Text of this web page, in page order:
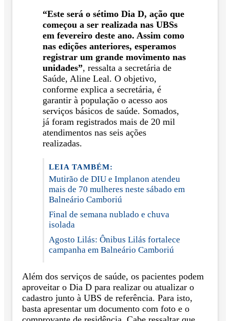
“Este será o sétimo Dia D, ação que
começou a ser realizada nas UBSs
em fevereiro deste ano. Assim como
nas edições anteriores, esperamos
registrar um grande movimento nas
unidades”, ressalta a secretária de
Saúde, Aline Leal. O objetivo,
conforme explica a secretária, é
garantir à população o acesso aos
serviços básicos de saúde. Somados,
já foram registrados mais de 20 mil
atendimentos nas seis ações
realizadas.
LEIA TAMBÉM:
Mutirão de DIU e Implanon atendeu
mais de 70 mulheres neste sábado em
Balneário Camboriú
Final de semana nublado e chuva
isolada
Agosto Lilás: Ônibus Lilás fortalece
campanha em Balneário Camboriú
Além dos serviços de saúde, os pacientes podem
aproveitar o Dia D para realizar ou atualizar o
cadastro junto à UBS de referência. Para isto,
basta apresentar um documento com foto e o